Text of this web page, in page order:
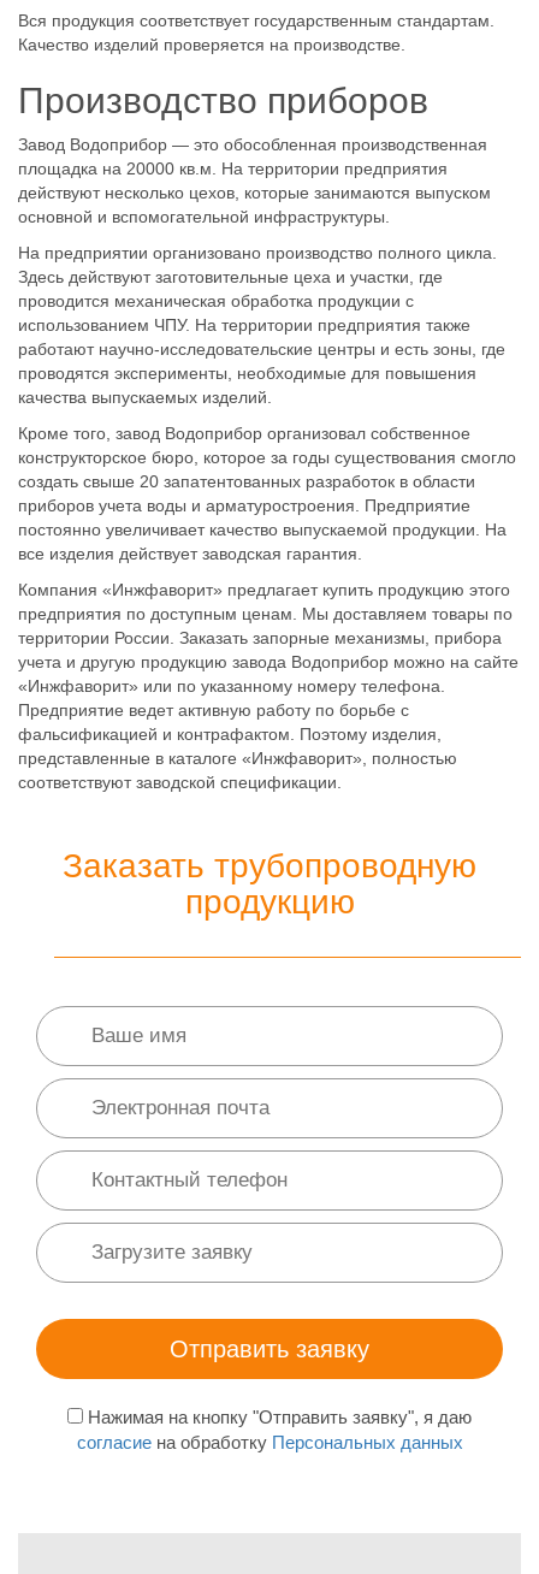
Вся продукция соответствует государственным стандартам.
Качество изделий проверяется на производстве.
Производство приборов
Завод Водоприбор — это обособленная производственная
площадка на 20000 кв.м. На территории предприятия
действуют несколько цехов, которые занимаются выпуском
основной и вспомогательной инфраструктуры.
На предприятии организовано производство полного цикла.
Здесь действуют заготовительные цеха и участки, где
проводится механическая обработка продукции с
использованием ЧПУ. На территории предприятия также
работают научно-исследовательские центры и есть зоны, где
проводятся эксперименты, необходимые для повышения
качества выпускаемых изделий.
Кроме того, завод Водоприбор организовал собственное
конструкторское бюро, которое за годы существования смогло
создать свыше 20 запатентованных разработок в области
приборов учета воды и арматуростроения. Предприятие
постоянно увеличивает качество выпускаемой продукции. На
все изделия действует заводская гарантия.
Компания «Инжфаворит» предлагает купить продукцию этого
предприятия по доступным ценам. Мы доставляем товары по
территории России. Заказать запорные механизмы, прибора
учета и другую продукцию завода Водоприбор можно на сайте
«Инжфаворит» или по указанному номеру телефона.
Предприятие ведет активную работу по борьбе с
фальсификацией и контрафактом. Поэтому изделия,
представленные в каталоге «Инжфаворит», полностью
соответствуют заводской спецификации.
Заказать трубопроводную
продукцию
Нажимая на кнопку "Отправить заявку", я даю
согласиена обработку Персональных данных